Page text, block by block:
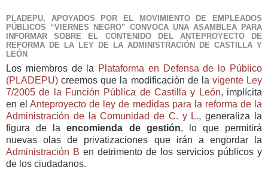
PLADEPU, APOYADOS POR EL MOVIMIENTO DE EMPLEADOS
PÚBLICOS “VIERNES NEGRO” CONVOCA UNA ASAMBLEA PARA
INFORMAR SOBRE EL CONTENIDO DEL ANTEPROYECTO DE
REFORMA DE LA LEY DE LA ADMINISTRACIÓN DE CASTILLA Y
LEÓN
Los miembros de la Plataforma en Defensa de lo Público
(PLADEPU) creemos que la modificación de la vigente Ley
7/2005 de la Función Pública de Castilla y León, implícita
en elAnteproyecto de ley de medidas para la reforma de la
Administración de la Comunidad de C. y L., generaliza la
figura de laencomienda de gestión, lo que permitirá
nuevas olas de privatizaciones que irán a engordar la
Administración B en detrimento de los servicios públicos y
de los ciudadanos.